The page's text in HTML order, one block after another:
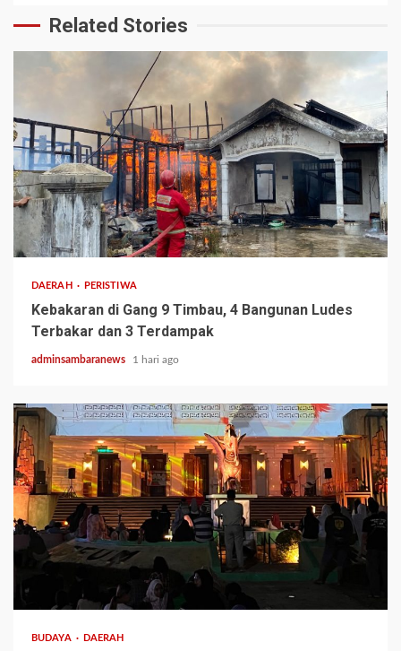
Related Stories
2 min read
DAERAH PERISTIWA
Kebakaran di Gang 9 Timbau, 4 Bangunan Ludes
Terbakar dan 3 Terdampak
adminsambaranews 1 hari ago
BUDAYA DAERAH